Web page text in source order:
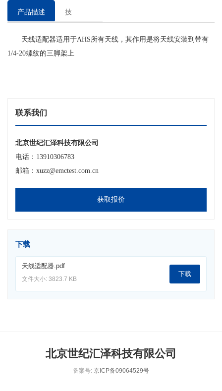
产品描述
技
参
数
天线适配器适用于AHS所有天线，其作用是将天线安装到带有
1/4-20螺纹的三脚架上
联系我们
北京世纪汇泽科技有限公司
电话：13910306783
邮箱：xuzz@emctest.com.cn
获取报价
下载
天线适配器.pdf
文件大小: 3823.7 KB
下载
北京世纪汇泽科技有限公司
备案号: 京ICP备09064529号